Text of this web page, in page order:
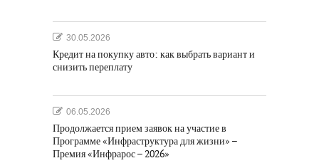
30.05.2026
Кредит на покупку авто: как выбрать вариант и
снизить переплату
06.05.2026
Продолжается прием заявок на участие в
Программе «Инфраструктура для жизни» –
Премия «Инфрарос – 2026»